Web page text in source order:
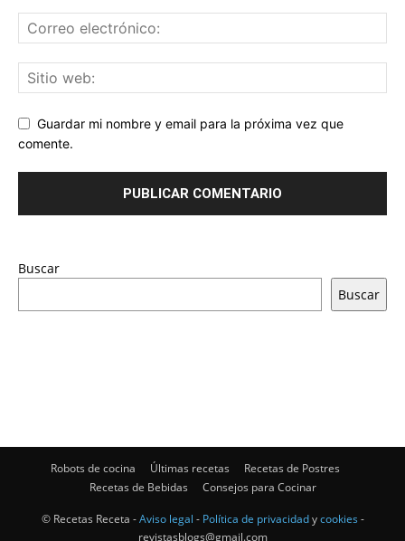
Guardar mi nombre y email para la próxima vez que
comente.
Buscar
Buscar
Robots de cocina Últimas recetas
Recetas de Postres
Recetas de Bebidas
Consejos para Cocinar
© Recetas Receta -Aviso legal - Política de privacidadycookies -
revistasblogs@gmail.com